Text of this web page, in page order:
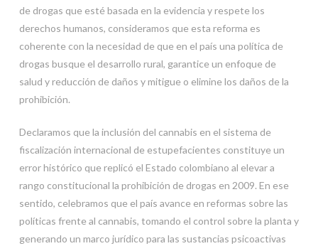
de drogas que esté basada en la evidencia y respete los
derechos humanos, consideramos que esta reforma es
coherente con la necesidad de que en el país una política de
drogas busque el desarrollo rural, garantice un enfoque de
salud y reducción de daños y mitigue o elimine los daños de la
prohibición.
Declaramos que la inclusión del cannabis en el sistema de
fiscalización internacional de estupefacientes constituye un
error histórico que replicó el Estado colombiano al elevar a
rango constitucional la prohibición de drogas en 2009. En ese
sentido, celebramos que el país avance en reformas sobre las
políticas frente al cannabis, tomando el control sobre la planta y
generando un marco jurídico para las sustancias psicoactivas